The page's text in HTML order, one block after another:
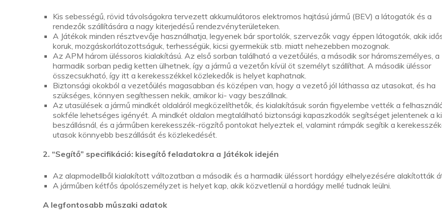
Kis sebességű, rövid távolságokra tervezett akkumulátoros elektromos hajtású jármű (BEV) a látogatók és a
rendezők szállítására a nagy kiterjedésű rendezvényterületeken.
A Játékok minden résztvevője használhatja, legyenek bár sportolók, szervezők vagy éppen látogatók, akik
koruk, mozgáskorlátozottságuk, terhességük, kicsi gyermekük stb. miatt nehezebben mozognak.
Az APM három üléssoros kialakítású. Az első sorban található a vezetőülés, a második sor háromszemélyes, a
harmadik sorban pedig ketten ülhetnek, így a jármű a vezetőn kívül öt személyt szállíthat. A második üléssor
összecsukható, így itt a kerekesszékkel közlekedők is helyet kaphatnak.
Biztonsági okokból a vezetőülés magasabban és középen van, hogy a vezető jól láthassa az utasokat, és ha
szükséges, könnyen segíthessen nekik, amikor ki- vagy beszállnak.
Az utasülések a jármű mindkét oldaláról megközelíthetők, és kialakításuk során figyelembe vették a
sokféle lehetséges igényét. A mindkét oldalon megtalálható biztonsági kapaszkodók segítséget jelentenek a
beszállásnál, és a járműben kerekesszék-rögzítő pontokat helyeztek el, valamint rámpák segítik a
utasok könnyebb beszállását és közlekedését.
2. “Segítő” specifikáció: kisegítő feladatokra a Játékok idején
Az alapmodellből kialakított változatban a második és a harmadik üléssort hordágy elhelyezésére alakították
A járműben kétfős ápolószemélyzet is helyet kap, akik közvetlenül a hordágy mellé tudnak leülni.
A legfontosabb műszaki adatok